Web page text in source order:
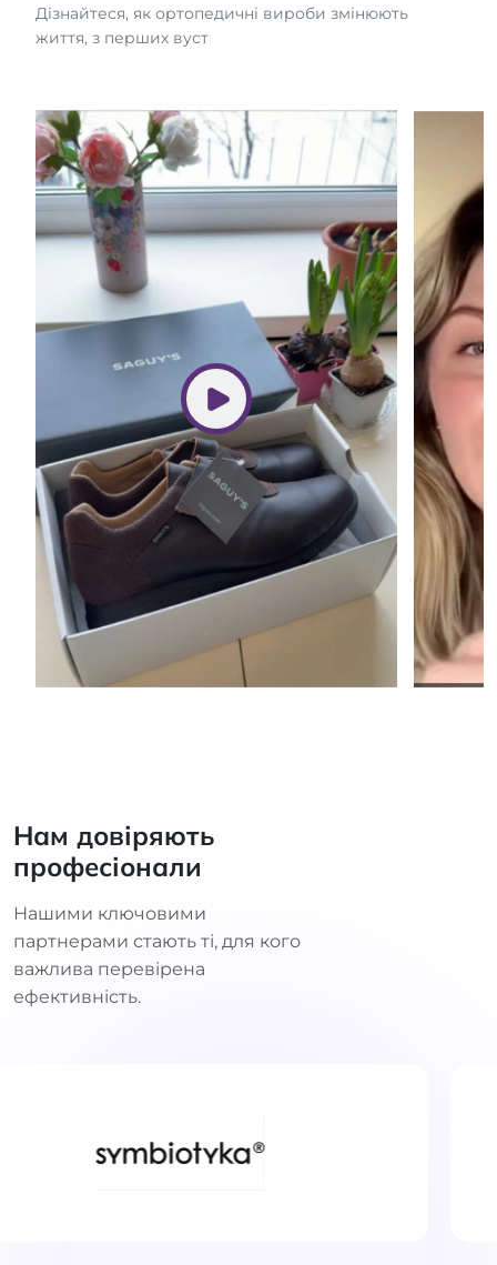
Дізнайтеся, як ортопедичні вироби змінюють
життя, з перших вуст
Нам довіряють
професіонали
Нашими ключовими
партнерами стають ті, для кого
важлива перевірена
ефективність.